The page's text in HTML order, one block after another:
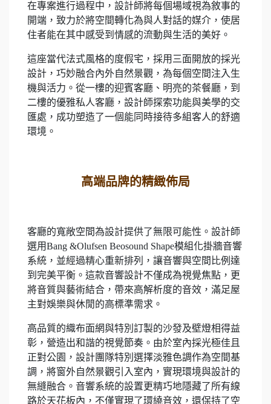
在專案進行過程中，設計師將每個場域視為敘事的
開端，致力於將空間轉化為與人對話的媒介，使居
住者能在其中感受到情感的流動與生活的美好。
這座當代法式風格的度假宅，採用三面開放的採光
設計，巧妙融合內外自然景觀，為每個空間注入生
機與活力。從一樓的迎賓客廳、明亮的茶餐廳，到
二樓的優雅私人客廳，設計師探索功能與美學的交
匯處，成功塑造了一個能同時接待多組客人的舒適
環境。
高端品牌的精緻佈局
客廳的寬敞空間為設計提供了無限可能性。設計師
選用Bang &Olufsen Beosound Shape模組化掛牆音響
系統，並經過精心重新排列，讓音響與空間比例達
到完美平衡。這款音響設計不僅成為視覺焦點，更
將音質與藝術結合，帶來高解析度的音效，滿足屋
主對娛樂與休閒的高標準需求。
高品質的織布面網與特別訂製的沙發及壁燈相得益
彰，營造出和諧的視覺節奏。由於室內採光極佳且
正對公園，設計團隊特別選擇淡雅色調作為空間基
調，將窗外自然景觀引入室內，實現環境與設計的
無縫融合。音響系統的設置更精巧地隱藏了所有線
路於天花板內，不僅實現了環繞音效，還保持了空